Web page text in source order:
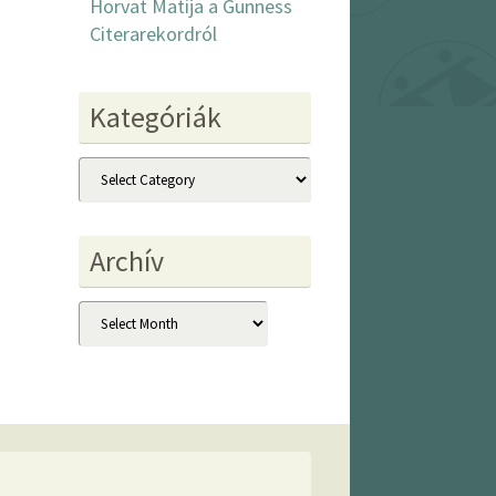
Horvat Matija a Gunness
Citerarekordról
Kategóriák
Kategóriák
Archív
Archív